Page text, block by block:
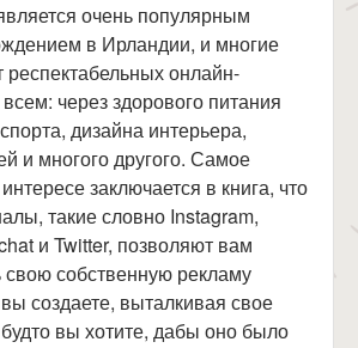
очень популярным
в Ирландии, и многие
респектабельных онлайн-
через здорового питания
дизайна интерьера,
и многого другого. Самое
заключается в книга, что
такие словно Instagram,
и Twitter, позволяют вам
свою собственную рекламу
создаете, выталкивая свое
вы хотите, дабы оно было